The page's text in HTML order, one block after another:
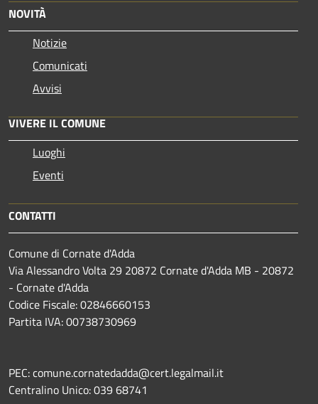
NOVITÀ
Notizie
Comunicati
Avvisi
VIVERE IL COMUNE
Luoghi
Eventi
CONTATTI
Comune di Cornate d'Adda
Via Alessandro Volta 29 20872 Cornate d'Adda MB - 20872
- Cornate d'Adda
Codice Fiscale: 02846660153
Partita IVA: 00738730969
PEC: comune.cornatedadda@cert.legalmail.it
Centralino Unico: 039 68741